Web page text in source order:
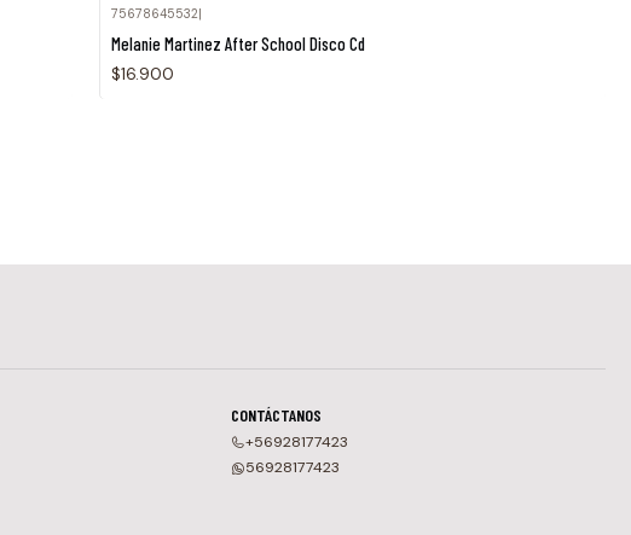
75678645532|
Melanie Martinez After School Disco Cd
$16.900
CONTÁCTANOS
+56928177423
56928177423